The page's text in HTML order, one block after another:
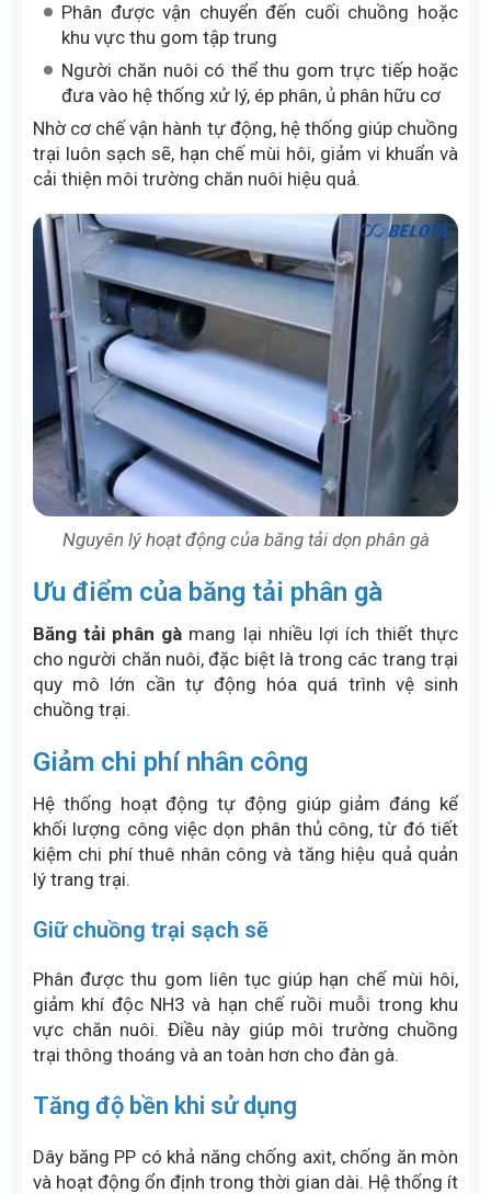
Phân được vận chuyển đến cuối chuồng hoặc
khu vực thu gom tập trung
Người chăn nuôi có thể thu gom trực tiếp hoặc
đưa vào hệ thống xử lý, ép phân, ủ phân hữu cơ
Nhờ cơ chế vận hành tự động, hệ thống giúp chuồng
trại luôn sạch sẽ, hạn chế mùi hôi, giảm vi khuẩn và
cải thiện môi trường chăn nuôi hiệu quả.
Nguyên lý hoạt động của băng tải dọn phân gà
Ưu điểm của băng tải phân gà
Băng tải phân gà mang lại nhiều lợi ích thiết thực
cho người chăn nuôi, đặc biệt là trong các trang trại
quy mô lớn cần tự động hóa quá trình vệ sinh
chuồng trại.
Giảm chi phí nhân công
Hệ thống hoạt động tự động giúp giảm đáng kể
khối lượng công việc dọn phân thủ công, từ đó tiết
kiệm chi phí thuê nhân công và tăng hiệu quả quản
lý trang trại.
Giữ chuồng trại sạch sẽ
Phân được thu gom liên tục giúp hạn chế mùi hôi,
giảm khí độc NH3 và hạn chế ruồi muỗi trong khu
vực chăn nuôi. Điều này giúp môi trường chuồng
trại thông thoáng và an toàn hơn cho đàn gà.
Tăng độ bền khi sử dụng
Dây băng PP có khả năng chống axit, chống ăn mòn
và hoạt động ổn định trong thời gian dài. Hệ thống ít